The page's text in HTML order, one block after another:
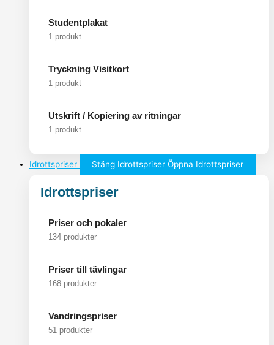
Studentplakat
1 produkt
Tryckning Visitkort
1 produkt
Utskrift / Kopiering av ritningar
1 produkt
Idrottspriser Stäng Idrottspriser Öppna Idrottspriser
Idrottspriser
Priser och pokaler
134 produkter
Priser till tävlingar
168 produkter
Vandringspriser
51 produkter